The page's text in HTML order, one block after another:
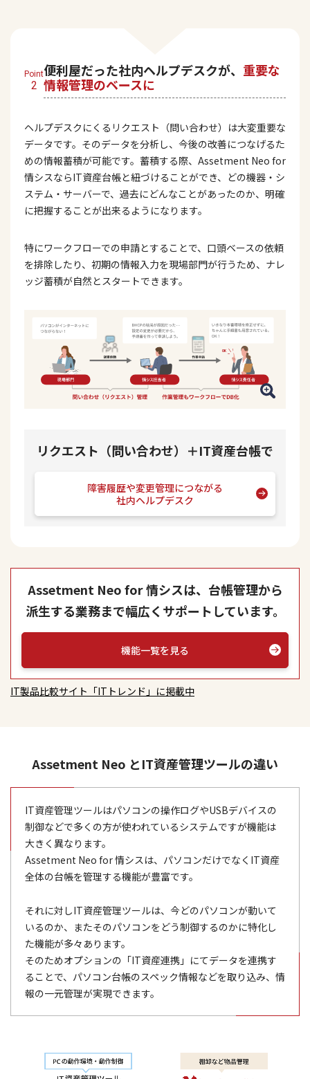
Point
2
便利屋だった社内ヘルプデスクが、 重要な
情報管理のベースに
ヘルプデスクにくるリクエスト（問い合わせ）は大変重要な
データです。そのデータを分析し、今後の改善につなげるた
めの情報蓄積が可能です。蓄積する際、Assetment Neo for
情シスならIT資産台帳と紐づけることができ、どの機器・シ
ステム・サーバーで、過去にどんなことがあったのか、明確
に把握することが出来るようになります。
特にワークフローでの申請とすることで、口頭ベースの依頼
を排除したり、初期の情報入力を現場部門が行うため、ナレ
ッジ蓄積が自然とスタートできます。
リクエスト（問い合わせ）＋IT資産台帳で
障害履歴や変更管理につながる
社内ヘルプデスク
Assetment Neo for 情シスは、台帳管理から
派生する業務まで幅広くサポートしています。
機能一覧を見る
IT製品比較サイト「ITトレンド」に掲載中
Assetment Neo とIT資産管理ツールの違い
IT資産管理ツールはパソコンの操作ログやUSBデバイスの
制御などで多くの方が使われているシステムですが機能は
大きく異なります。
Assetment Neo for 情シスは、パソコンだけでなくIT資産
全体の台帳を管理する機能が豊富です。
それに対しIT資産管理ツールは、今どのパソコンが動いて
いるのか、またそのパソコンをどう制御するのかに特化し
た機能が多々あります。
そのためオプションの「IT資産連携」にてデータを連携す
ることで、パソコン台帳のスペック情報などを取り込み、情
報の一元管理が実現できます。